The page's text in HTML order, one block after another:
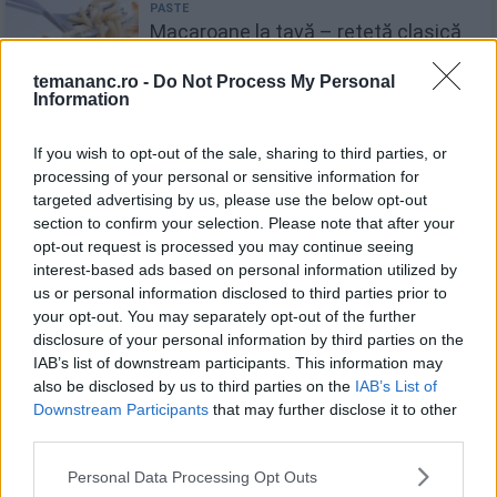
temananc.ro - Do Not Process My Personal
Information
If you wish to opt-out of the sale, sharing to third parties, or
processing of your personal or sensitive information for
targeted advertising by us, please use the below opt-out
section to confirm your selection. Please note that after your
opt-out request is processed you may continue seeing
interest-based ads based on personal information utilized by
us or personal information disclosed to third parties prior to
your opt-out. You may separately opt-out of the further
disclosure of your personal information by third parties on the
IAB’s list of downstream participants. This information may
also be disclosed by us to third parties on the IAB’s List of
Downstream Participants that may further disclose it to other
Personal Data Processing Opt Outs
Macaroane la tavă – rețetă clasică
la cuptor, cu ouă, smântână și șuncă
Paste cu brânză telemea. Rețetă
gata în 20 de minute
Recomandări
1 Cozonac cu fructe uscate
Sare aromatizată - ce este și de ce merită